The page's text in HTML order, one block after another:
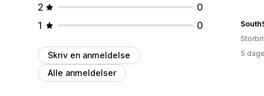
2
0
1
0
Skriv en anmeldelse
Alle anmeldelser
5